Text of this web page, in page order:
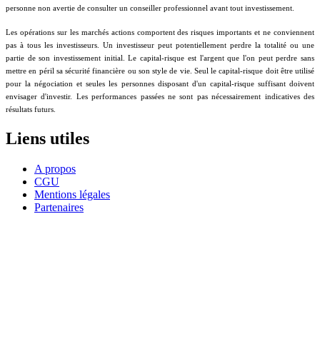
personne non avertie de consulter un conseiller professionnel avant tout investissement.
Les opérations sur les marchés actions comportent des risques importants et ne conviennent
pas à tous les investisseurs. Un investisseur peut potentiellement perdre la totalité ou une
partie de son investissement initial. Le capital-risque est l'argent que l'on peut perdre sans
mettre en péril sa sécurité financière ou son style de vie. Seul le capital-risque doit être utilisé
pour la négociation et seules les personnes disposant d'un capital-risque suffisant doivent
envisager d'investir. Les performances passées ne sont pas nécessairement indicatives des
résultats futurs.
Liens utiles
A propos
CGU
Mentions légales
Partenaires